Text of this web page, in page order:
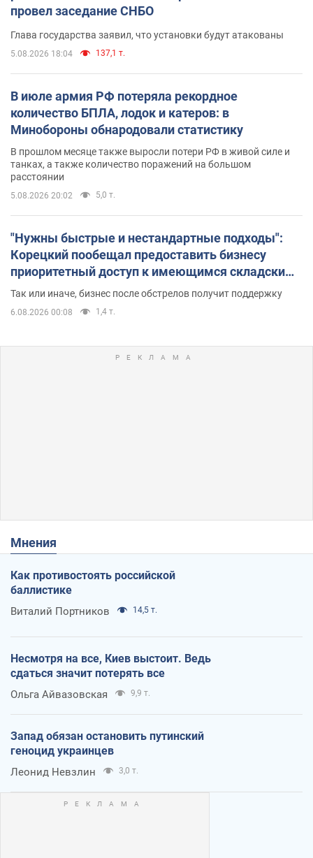
провел заседание СНБО
Глава государства заявил, что установки будут атакованы
5.08.2026 18:04 137,1 т.
В июле армия РФ потеряла рекордное
количество БПЛА, лодок и катеров: в
Минобороны обнародовали статистику
В прошлом месяце также выросли потери РФ в живой силе и
танках, а также количество поражений на большом
расстоянии
5.08.2026 20:02 5,0 т.
"Нужны быстрые и нестандартные подходы":
Корецкий пообещал предоставить бизнесу
приоритетный доступ к имеющимся складским
помещениям
Так или иначе, бизнес после обстрелов получит поддержку
6.08.2026 00:08 1,4 т.
Мнения
Как противостоять российской
баллистике
Виталий Портников 14,5 т.
Несмотря на все, Киев выстоит. Ведь
сдаться значит потерять все
Ольга Айвазовская 9,9 т.
Запад обязан остановить путинский
геноцид украинцев
Леонид Невзлин 3,0 т.